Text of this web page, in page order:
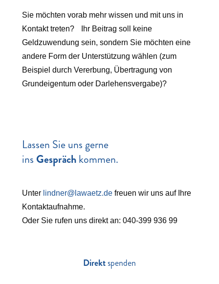
Sie möchten vorab mehr wissen und mit uns in
Kontakt treten? Ihr Beitrag soll keine
Geldzuwendung sein, sondern Sie möchten eine
andere Form der Unterstützung wählen (zum
Beispiel durch Vererbung, Übertragung von
Grundeigentum oder Darlehensvergabe)?
Lassen Sie uns gerne
ins Gesprächkommen.
Unter lindner@lawaetz.defreuen wir uns auf Ihre
Kontaktaufnahme.
Oder Sie rufen uns direkt an: 040-399 936 99
Direktspenden